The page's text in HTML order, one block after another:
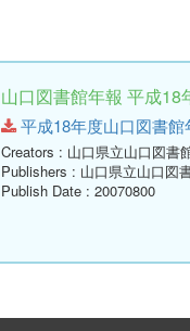
山口図書館年報 平成18
平成18年度山口図書館
Creators : 山口県立山口図書
Publishers : 山口県立山口図
Publish Date : 20070800